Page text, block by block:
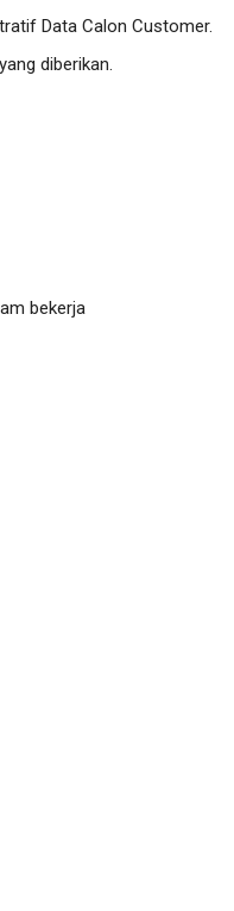
Data Calon Customer.
diberikan.
bekerja